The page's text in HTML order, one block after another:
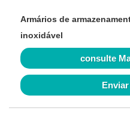
Armários de
inoxidável
consulte